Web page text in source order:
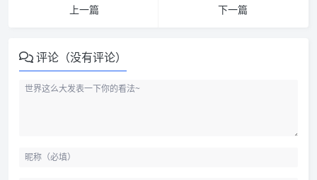
上一篇
下一篇
评论（没有评论）